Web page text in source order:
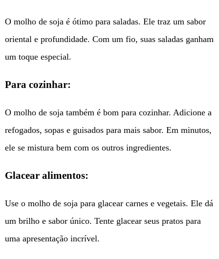
O molho de soja é ótimo para saladas. Ele traz um sabor
oriental e profundidade. Com um fio, suas saladas ganham
um toque especial.
Para cozinhar:
O molho de soja também é bom para cozinhar. Adicione a
refogados, sopas e guisados para mais sabor. Em minutos,
ele se mistura bem com os outros ingredientes.
Glacear alimentos:
Use o molho de soja para glacear carnes e vegetais. Ele dá
um brilho e sabor único. Tente glacear seus pratos para
uma apresentação incrível.